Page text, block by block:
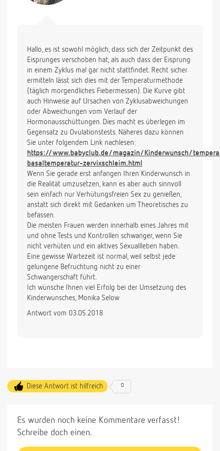
Hallo, es ist sowohl möglich, dass sich der Zeitpunkt des
Eisprunges verschoben hat, als auch dass der Eisprung
in einem Zyklus mal gar nicht stattfindet. Recht sicher
ermitteln lässt sich dies mit der Temperaturmethode
(täglich morgendliches Fiebermessen). Die Kurve gibt
auch Hinweise auf Ursachen von Zyklusabweichungen
oder Abweichungen vom Verlauf der
Hormonausschüttungen. Dies macht es überlegen im
Gegensatz zu Ovulationstests. Näheres dazu können
Sie unter folgendem Link nachlesen:
https://www.babyclub.de/magazin/Kinderwunsch/
basaltemperatur-zervixschleim.html
Wenn Sie gerade erst anfangen Ihren Kinderwunsch in
die Realität umzusetzen, kann es aber auch sinnvoll
sein einfach nur Verhütungsfreien Sex zu genießen,
anstatt sich direkt mit Gedanken um Theoretisches zu
befassen.
Die meisten Frauen werden innerhalb eines Jahres mit
und ohne Tests und Kontrollen schwanger, wenn Sie
nicht verhüten und ein aktives Sexuallleben haben.
Eine gewisse Wartezeit ist normal, weil selbst jede
gelungene Befruchtung nicht zu einer
Schwangerschaft führt.
Ich wünsche Ihnen viel Erfolg bei der Umsetzung des
Kinderwunsches, Monika Selow
Antwort vom 03.05.2018
Diese Antwort ist hilfreich 0
Es wurden noch keine Kommentare verfasst!
Schreibe doch einen.